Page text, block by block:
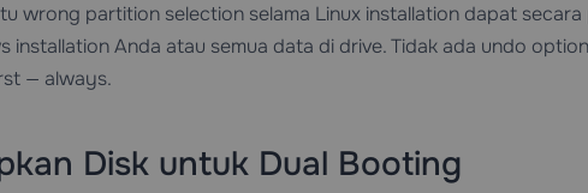
wrong partition selection selama Linux installation dapat
installation Anda atau semua data di drive. Tidak ada undo
— always.
Disk untuk Dual Booting